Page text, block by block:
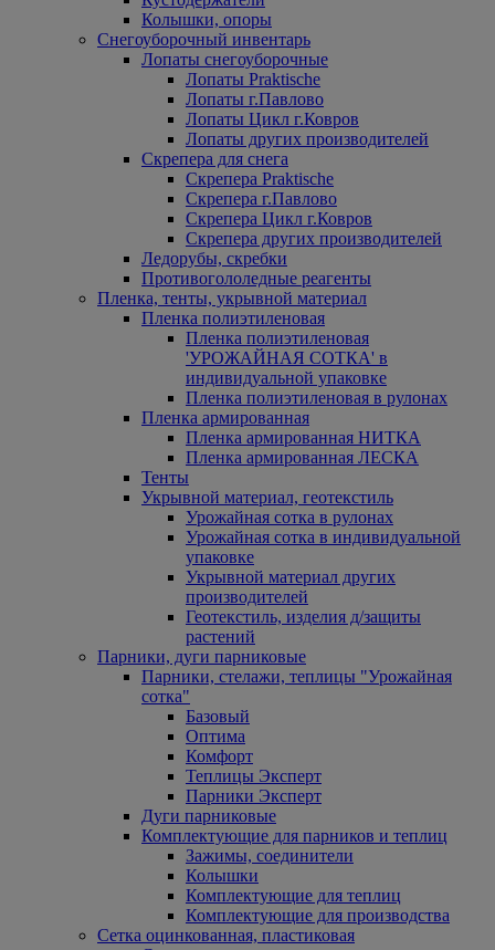
Колышки, опоры
Снегоуборочный инвентарь
Лопаты снегоуборочные
Лопаты Praktische
Лопаты г.Павлово
Лопаты Цикл г.Ковров
Лопаты других производителей
Скрепера для снега
Скрепера Praktische
Скрепера г.Павлово
Скрепера Цикл г.Ковров
Скрепера других производителей
Ледорубы, скребки
Противогололедные реагенты
Пленка, тенты, укрывной материал
Пленка полиэтиленовая
Пленка полиэтиленовая
'УРОЖАЙНАЯ СОТКА' в
индивидуальной упаковке
Пленка полиэтиленовая в рулонах
Пленка армированная
Пленка армированная НИТКА
Пленка армированная ЛЕСКА
Тенты
Укрывной материал, геотекстиль
Урожайная сотка в рулонах
Урожайная сотка в индивидуальной
упаковке
Укрывной материал других
производителей
Геотекстиль, изделия д/защиты
растений
Парники, дуги парниковые
Парники, стелажи, теплицы "Урожайная
сотка"
Базовый
Оптима
Комфорт
Теплицы Эксперт
Парники Эксперт
Дуги парниковые
Комплектующие для парников и теплиц
Зажимы, соединители
Колышки
Комплектующие для теплиц
Комплектующие для производства
Сетка оцинкованная, пластиковая